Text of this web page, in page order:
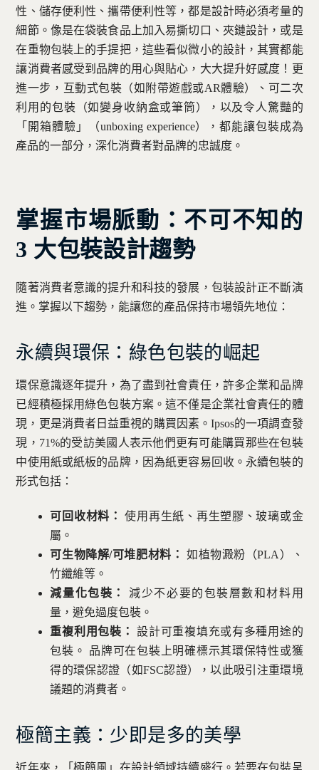
性、儲存便利性、攜帶便利性等，都是設計時必須考量的
細節。像是在袋裝食品上加入易撕切口、夾鏈設計，或是
在重物包裝上的手提把，這些看似微小的設計，其實都能
讓消費者感受到品牌的用心與貼心，大大提升好感度！更
進一步，互動式包裝（如附帶遊戲或AR體驗）、可二次
利用的包裝（如變身收納盒或筆筒），以及令人驚豔的
「開箱體驗」（unboxing experience），都能讓包裝成為
產品的一部分，深化消費者對品牌的忠誠度。
掌握市場脈動：不可不知的
3 大包裝設計趨勢
隨著消費者意識的提升和科技的發展，包裝設計正不斷演
進。掌握以下趨勢，能讓您的產品保持市場領先地位：
永續與環保：綠色包裝的崛起
環保意識逐年提升，為了盡到社會責任，許多企業和品牌
已經積極採用綠色包裝方案。這不僅是企業社會責任的體
現，更是消費者日益重視的購買因素。Ipsos的一項調查發
現，71%的受訪美國人表示他們更有可能購買那些在包裝
中使用紙或紙板的品牌，因為紙更容易回收。永續包裝的
形式包括：
可回收材料：
使用再生紙、再生塑膠、玻璃或金
屬。
可生物降解/可堆肥材料：
如植物澱粉（PLA）、
竹纖維等。
減量化包裝：
減少不必要的包裝層數和材料用
量，避免過度包裝。
重複利用包裝：
設計可重複填充或有多種用途的
包裝。 品牌可在包裝上明確標示其環保特性或獲
得的環保認證（如FSC認證），以此吸引注重環境
議題的消費者。
極簡主義：少即是多的美學
近年來，「極簡風」在設計領域持續盛行。若要在包裝呈